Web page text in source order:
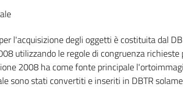
l'acquisizione degli oggetti è costituita dal
utilizzando le regole di congruenza richieste
2008 ha come fonte principale
sono stati convertiti e inseriti in DBTR